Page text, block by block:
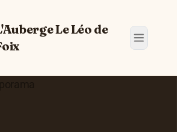
Le Léo de